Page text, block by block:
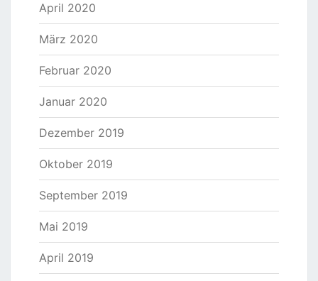
April 2020
März 2020
Februar 2020
Januar 2020
Dezember 2019
Oktober 2019
September 2019
Mai 2019
April 2019